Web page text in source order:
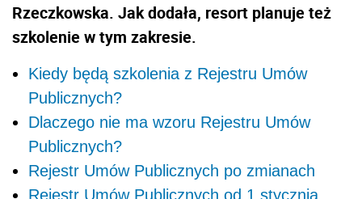
Rzeczkowska. Jak dodała, resort planuje też
szkolenie w tym zakresie.
Kiedy będą szkolenia z Rejestru Umów
Publicznych?
Dlaczego nie ma wzoru Rejestru Umów
Publicznych?
Rejestr Umów Publicznych po zmianach
Rejestr Umów Publicznych od 1 stycznia